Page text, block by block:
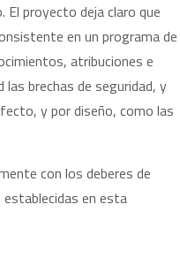
proyecto deja claro que
en un programa de
atribuciones e
brechas de seguridad, y
y por diseño, como las
con los deberes de
en esta